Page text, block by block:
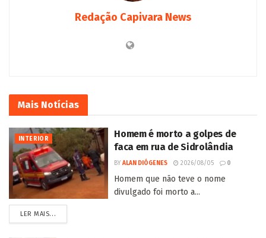
Redação Capivara News
Mais Notícias
INTERIOR
Homem é morto a golpes de
faca em rua de Sidrolândia
BY ALAN DIÓGENES 2026/08/05 0
Homem que não teve o nome
divulgado foi morto a...
LER MAIS...